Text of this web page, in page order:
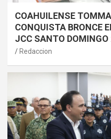
COAHUILENSE
CONQUISTA BRONCE
JCC SANTO DOMINGO
Redaccion